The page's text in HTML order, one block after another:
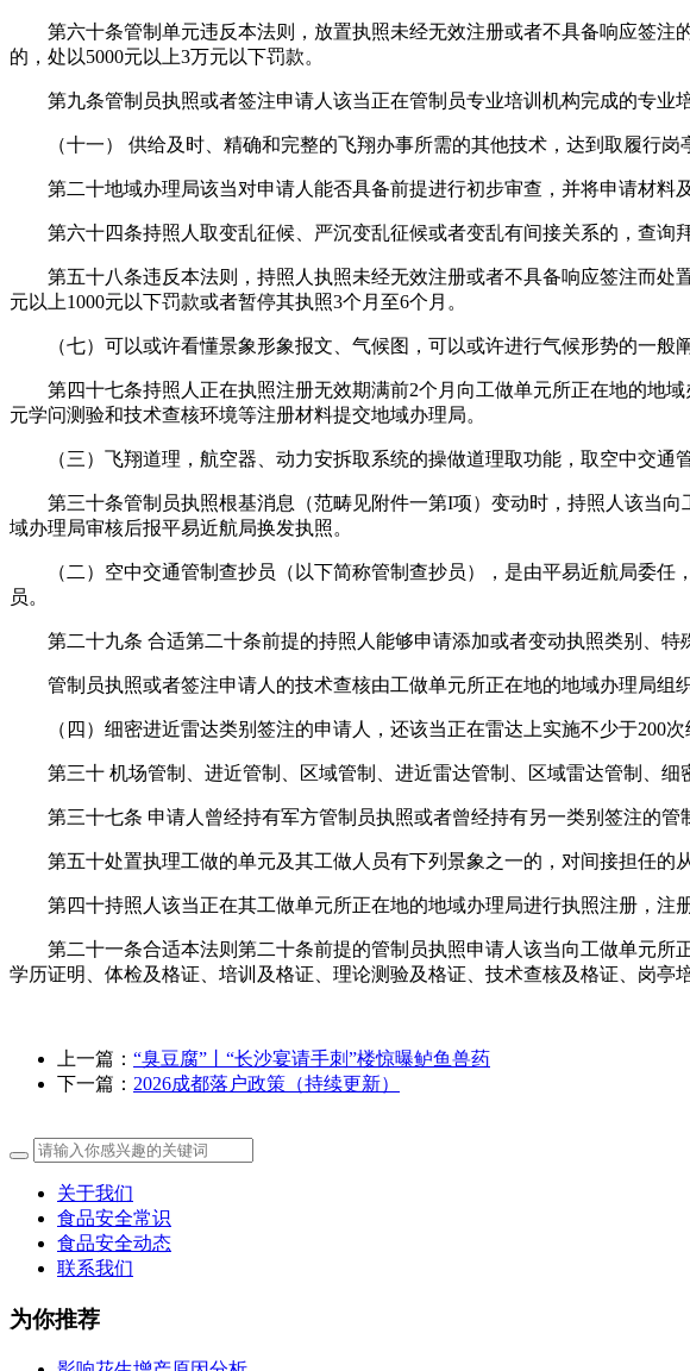
第六十条管制单元违反本法则，放置执照未经无效注册或者不具备响应签注
的，处以5000元以上3万元以下罚款。
第九条管制员执照或者签注申请人该当正在管制员专业培训机构完成的专业
（十一） 供给及时、精确和完整的飞翔办事所需的其他技术，达到取履行岗
第二十地域办理局该当对申请人能否具备前提进行初步审查，并将申请材料
第六十四条持照人取变乱征候、严沉变乱征候或者变乱有间接关系的，查询拜
第五十八条违反本法则，持照人执照未经无效注册或者不具备响应签注而处
元以上1000元以下罚款或者暂停其执照3个月至6个月。
（七）可以或许看懂景象形象报文、气候图，可以或许进行气候形势的一般
第四十七条持照人正在执照注册无效期满前2个月向工做单元所正在地的地域
元学问测验和技术查核环境等注册材料提交地域办理局。
（三）飞翔道理，航空器、动力安拆取系统的操做道理取功能，取空中交通
第三十条管制员执照根基消息（范畴见附件一第I项）变动时，持照人该当向
域办理局审核后报平易近航局换发执照。
（二）空中交通管制查抄员（以下简称管制查抄员），是由平易近航局委任
员。
第二十九条 合适第二十条前提的持照人能够申请添加或者变动执照类别、特
管制员执照或者签注申请人的技术查核由工做单元所正在地的地域办理局组织
（四）细密进近雷达类别签注的申请人，还该当正在雷达上实施不少于200次
第三十 机场管制、进近管制、区域管制、进近雷达管制、区域雷达管制、细
第三十七条 申请人曾经持有军方管制员执照或者曾经持有另一类别签注的管
第五十处置执理工做的单元及其工做人员有下列景象之一的，对间接担任的
第四十持照人该当正在其工做单元所正在地的地域办理局进行执照注册，注
第二十一条合适本法则第二十条前提的管制员执照申请人该当向工做单元所
学历证明、体检及格证、培训及格证、理论测验及格证、技术查核及格证、岗亭
上一篇： “臭豆腐”丨“长沙宴请手刺”楼惊曝鲈鱼兽药
下一篇： 2026成都落户政策（持续更新）
关于我们
食品安全常识
食品安全动态
联系我们
为你推荐